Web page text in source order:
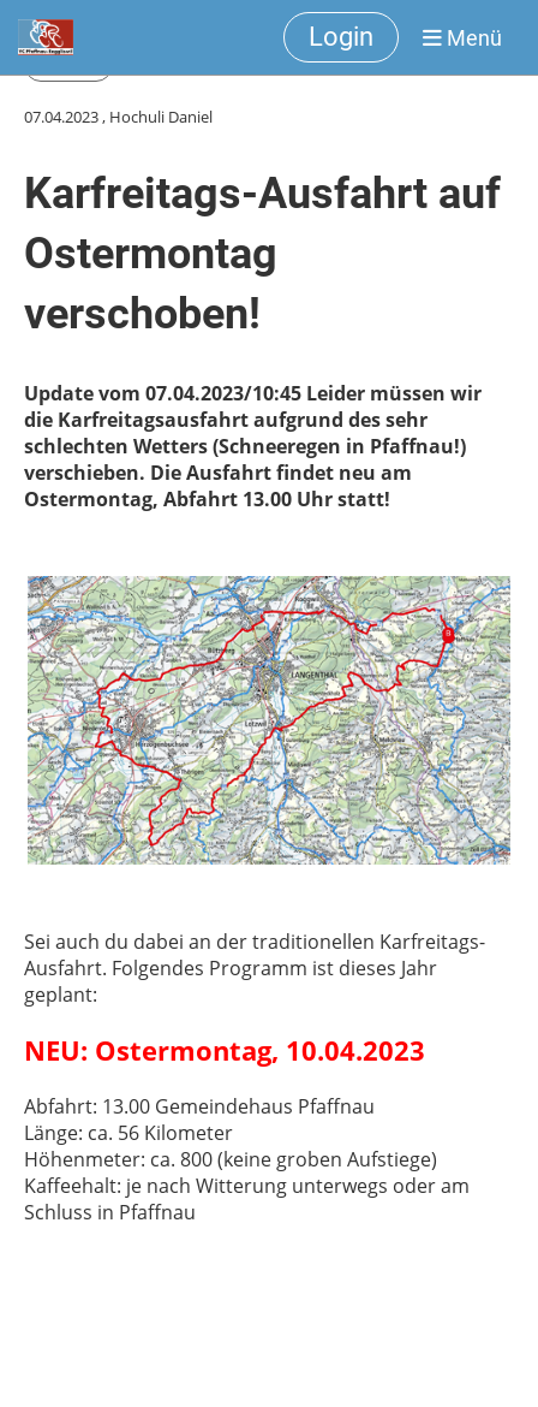
Login Menü
07.04.2023, Hochuli Daniel
Karfreitags-Ausfahrt auf
Ostermontag
verschoben!
Update vom 07.04.2023/10:45 Leider müssen wir
die Karfreitagsausfahrt aufgrund des sehr
schlechten Wetters (Schneeregen in Pfaffnau!)
verschieben. Die Ausfahrt findet neu am
Ostermontag, Abfahrt 13.00 Uhr statt!
Sei auch du dabei an der traditionellen Karfreitags-
Ausfahrt. Folgendes Programm ist dieses Jahr
geplant:
NEU: Ostermontag, 10.04.2023
Abfahrt: 13.00 Gemeindehaus Pfaffnau
Länge: ca. 56 Kilometer
Höhenmeter: ca. 800 (keine groben Aufstiege)
Kaffeehalt: je nach Witterung unterwegs oder am
Schluss in Pfaffnau